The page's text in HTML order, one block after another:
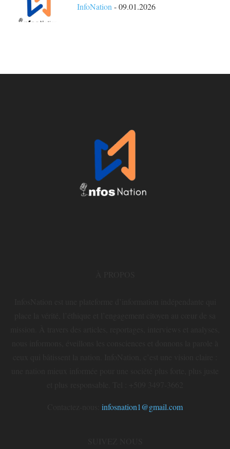
InfoNation -09.01.2026
infosnation1@gmail.com